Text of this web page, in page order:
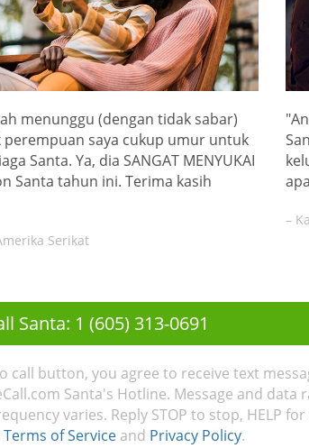
menunggu (dengan tidak sabar)
perempuan saya cukup umur untuk
Santa. Ya, dia SANGAT MENYUKAI
Santa tahun ini. Terima kasih
Serikat
–
Santa: 1 (605) 313-0691
call button, you agree to receive text
Santa's Hotline. Message and data
varies. Reply STOP to stop, HELP
Terms of Service and Privacy Policy.